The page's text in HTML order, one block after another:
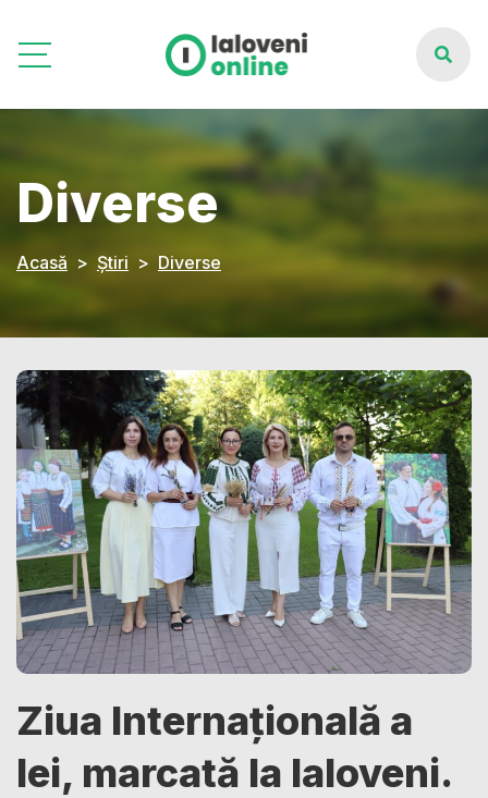
Diverse
Acasă Știri Diverse
Ziua Internațională a
Iei, marcată la Ialoveni.